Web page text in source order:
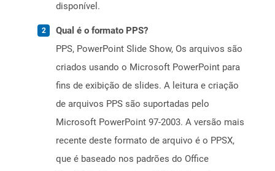
disponível.
Qual é o formato PPS?
PPS, PowerPoint Slide Show, Os arquivos são
criados usando o Microsoft PowerPoint para
fins de exibição de slides. A leitura e criação
de arquivos PPS são suportadas pelo
Microsoft PowerPoint 97-2003. A versão mais
recente deste formato de arquivo é o PPSX,
que é baseado nos padrões do Office